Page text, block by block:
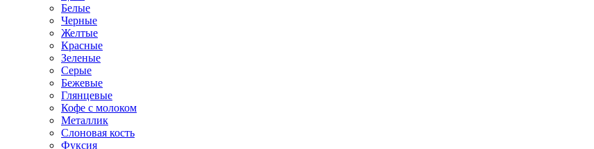
Белые
Черные
Желтые
Красные
Зеленые
Серые
Бежевые
Глянцевые
Кофе с молоком
Металлик
Слоновая кость
Фуксия